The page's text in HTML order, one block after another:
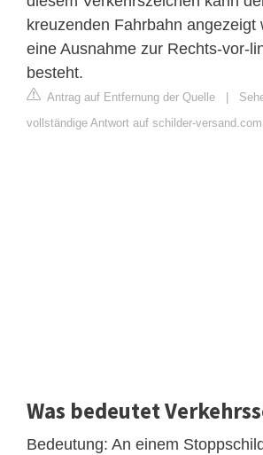
kreuzenden Fahrbahn angezeigt
eine Ausnahme zur Rechts-vor-
besteht.
Antrag auf Entfernung der Quelle
vollständige Antwort auf schilder-
Was bedeutet
Bedeutung: An einem